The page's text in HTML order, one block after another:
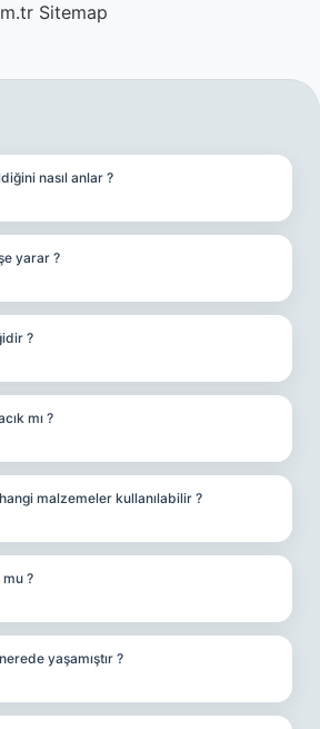
Sitemap
nasıl anlar ?
yarar ?
?
mı ?
malzemeler kullanılabilir ?
?
yaşamıştır ?